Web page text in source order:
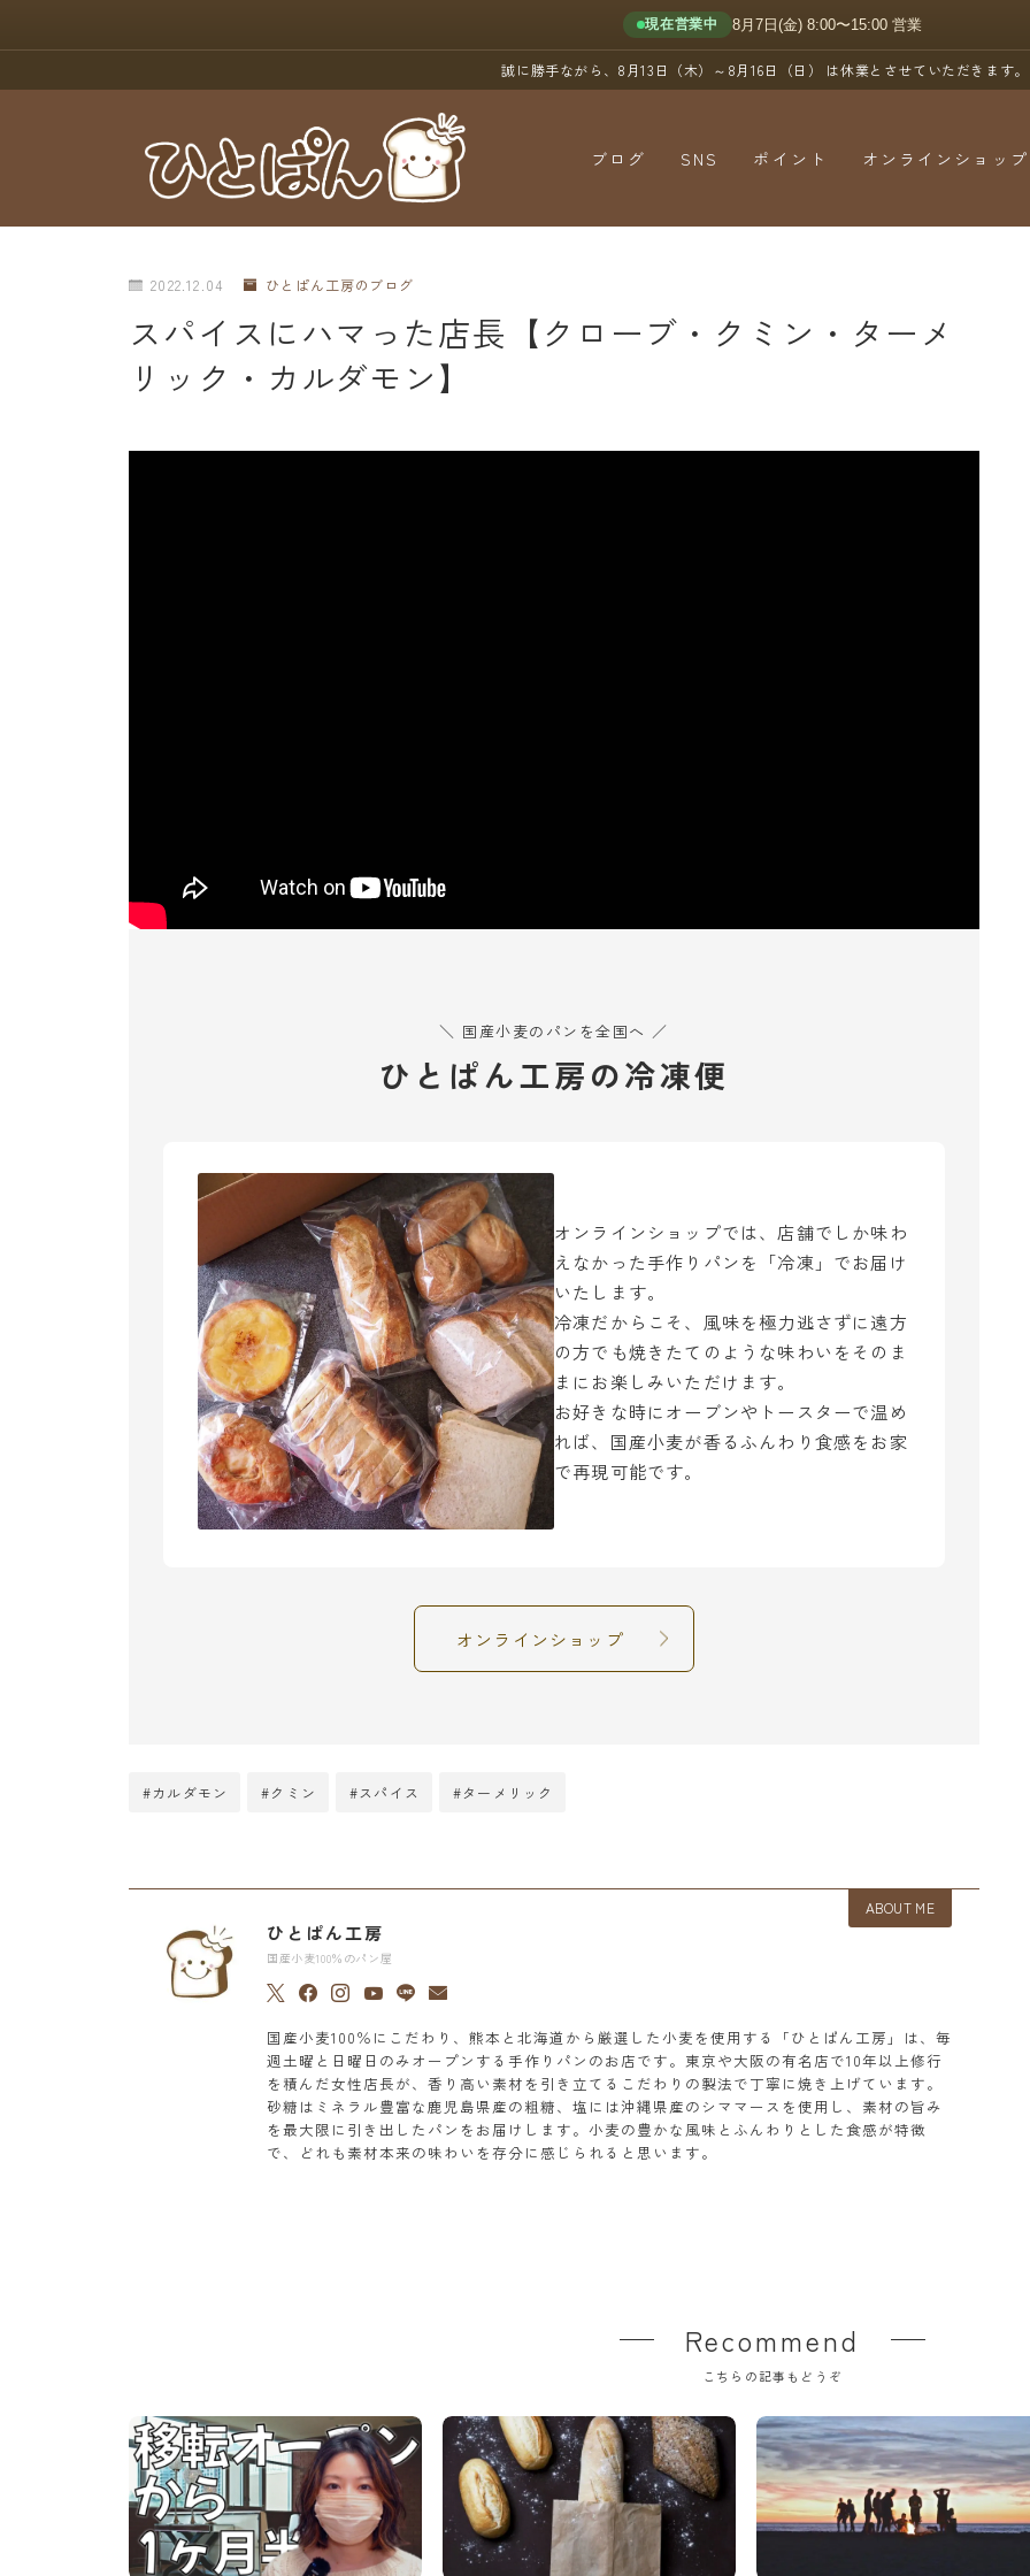
現在営業中 8月7日(金) 8:00〜15:00 営業
誠に勝手ながら、8月13日（木）～8月16日（日） は休業とさせていただきます。
ブログ SNS ポイント オンラインショップ
2022.12.04 ひとぱん工房のブログ
スパイスにハマった店長【クローブ・クミン・ターメ
リック・カルダモン】
＼ 国産小麦のパンを全国へ ／
ひとぱん工房の冷凍便
オンラインショップでは、店舗でしか味わ
えなかった手作りパンを「冷凍」でお届け
いたします。
冷凍だからこそ、風味を極力逃さずに遠方
の方でも焼きたてのような味わいをそのま
まにお楽しみいただけます。
お好きな時にオーブンやトースターで温め
れば、国産小麦が香るふんわり食感をお家
で再現可能です。
オンラインショップ
#カルダモン #クミン #スパイス #ターメリック
ABOUT ME
ひとぱん工房
国産小麦100％のパン屋
国産小麦100％にこだわり、熊本と北海道から厳選した小麦を使用する「ひとぱん工房」は、毎
週土曜と日曜日のみオープンする手作りパンのお店です。東京や大阪の有名店で10年以上修行
を積んだ女性店長が、香り高い素材を引き立てるこだわりの製法で丁寧に焼き上げています。
砂糖はミネラル豊富な鹿児島県産の粗糖、塩には沖縄県産のシママースを使用し、素材の旨み
を最大限に引き出したパンをお届けします。小麦の豊かな風味とふんわりとした食感が特徴
で、どれも素材本来の味わいを存分に感じられると思います。
Recommend
こちらの記事もどうぞ